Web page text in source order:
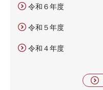
令和６年度
令和５年度
令和４年度